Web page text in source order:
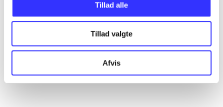
Tillad alle
Tillad valgte
Afvis